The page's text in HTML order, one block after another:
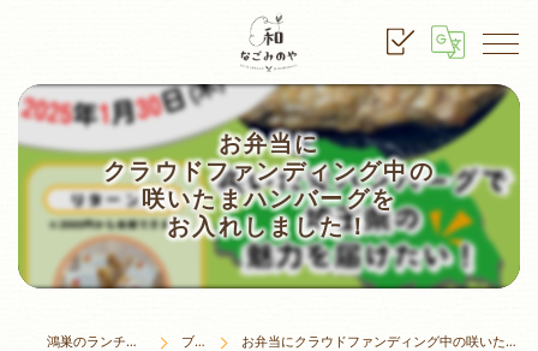
お弁当に
クラウドファンディング中の
咲いたまハンバーグを
お入れしました！
鴻巣のランチはなごみのや ブログ お弁当にクラウドファンディング中の咲いたまハンバーグをお入れしました！